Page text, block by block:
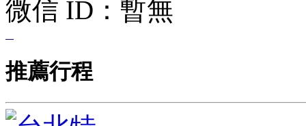
微信 ID： 暫無
推薦行程